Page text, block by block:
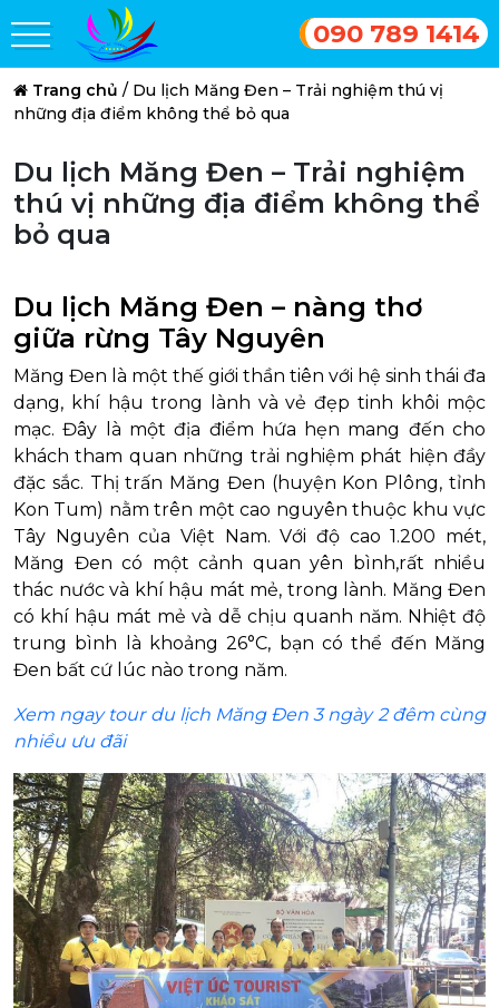
090 789 1414
Trang chủ / Du lịch Măng Đen – Trải nghiệm thú vị
những địa điểm không thể bỏ qua
Du lịch Măng Đen – Trải nghiệm
thú vị những địa điểm không thể
bỏ qua
Du lịch Măng Đen – nàng thơ
giữa rừng Tây Nguyên
Măng Đen là một thế giới thần tiên với hệ sinh thái đa
dạng, khí hậu trong lành và vẻ đẹp tinh khôi mộc
mạc. Đây là một địa điểm hứa hẹn mang đến cho
khách tham quan những trải nghiệm phát hiện đầy
đặc sắc. Thị trấn Măng Đen (huyện Kon Plông, tỉnh
Kon Tum) nằm trên một cao nguyên thuộc khu vực
Tây Nguyên của Việt Nam. Với độ cao 1.200 mét,
Măng Đen có một cảnh quan yên bình,rất nhiều
thác nước và khí hậu mát mẻ, trong lành. Măng Đen
có khí hậu mát mẻ và dễ chịu quanh năm. Nhiệt độ
trung bình là khoảng 26°C, bạn có thể đến Măng
Đen bất cứ lúc nào trong năm.
Xem ngay tour du lịch Măng Đen 3 ngày 2 đêm cùng
nhiều ưu đãi